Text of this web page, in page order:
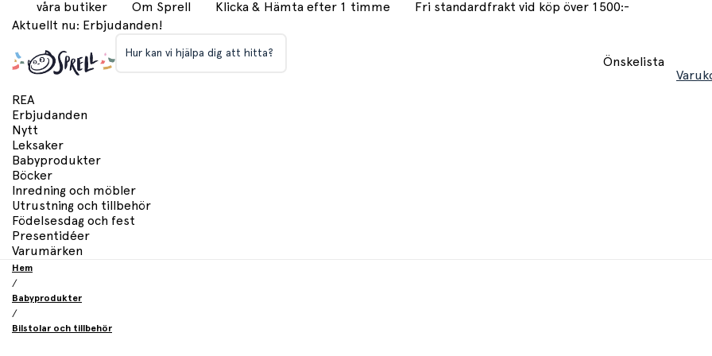
våra butiker Om Sprell Klicka & Hämta efter 1 timme
Fri standardfrakt vid köp över 1500:-
Aktuellt nu: Erbjudanden!
Hur kan vi hjälpa dig att hitta?
Önskelista
REA
Erbjudanden
Nytt
Leksaker
Babyprodukter
Böcker
Inredning och möbler
Utrustning och tillbehör
Födelsesdag och fest
Presentidéer
Varumärken
Hem
/
Babyprodukter
/
Bilstolar och tillbehör